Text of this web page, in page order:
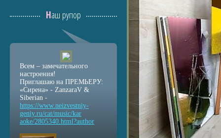
Наш рупор
Всем – замечательного
настроения!
Приглашаю на ПРЕМЬЕРУ:
«Сирена» - ZanzaraV &
Siberian -
https://www.neizvestniy-
geniy.ru/cat/music/kar
aoke/2805340.html?author